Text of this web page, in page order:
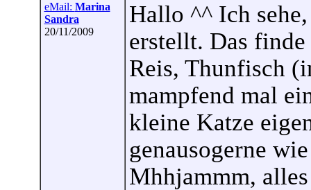
eMail: Marina
Sandra
20/11/2009
Hallo ^^ Ich
erstellt. Das
Reis, Thunfisch
mampfend mal
kleine Katze
genausogerne
Mhhjammm,